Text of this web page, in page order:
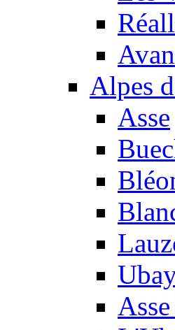
Alpes
Asse